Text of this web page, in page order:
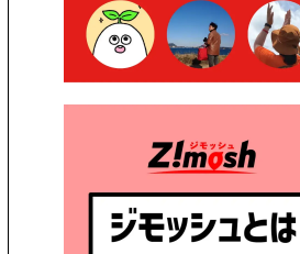
2026年6月25日 指定ごみ袋価
格改定
市佐野・則尾育英会奨学生募
集の「てびき」